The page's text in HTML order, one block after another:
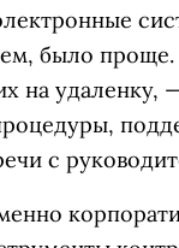
было проще.
на удаленку,
с